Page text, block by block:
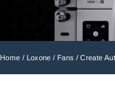
Home / Loxone / Fans / Create